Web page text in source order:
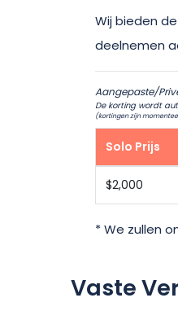
Wij bieden
deelnemen
Aangepaste/
De korting wordt
(kortingen zijn
Solo Prijs
$2,000
* We zullen
Vaste